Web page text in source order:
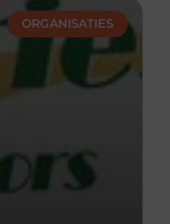
ORGANISATIES